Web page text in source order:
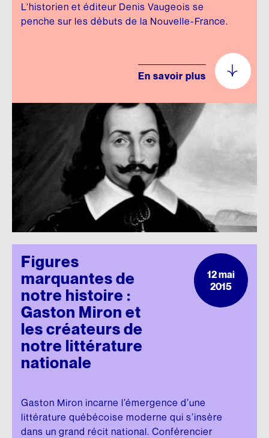
L'historien et éditeur Denis Vaugeois se
penche sur les débuts de la Nouvelle-France.
En savoir plus
Figures
marquantes de
notre histoire :
Gaston Miron et
les créateurs de
notre littérature
nationale
Gaston Miron incarne l’émergence d’une
littérature québécoise moderne qui s’insère
dans un grand récit national. Conférencier
12 mai
2015